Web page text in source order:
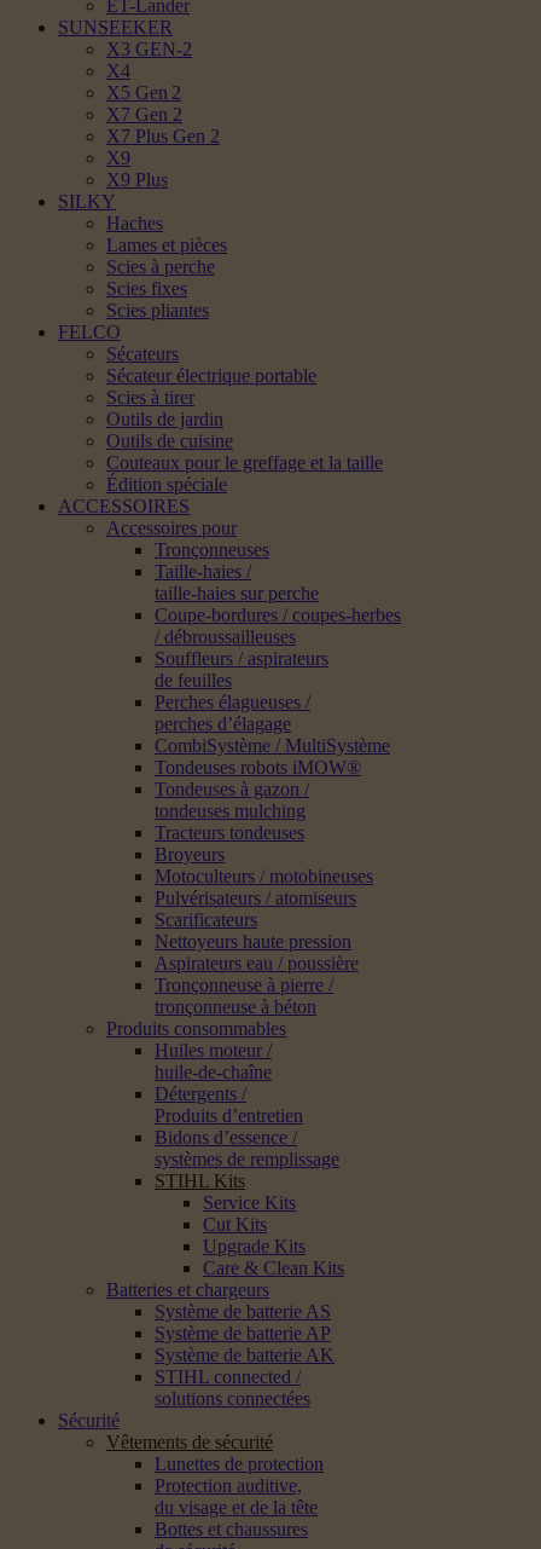
ET-Lander
SUNSEEKER
X3 GEN-2
X4
X5 Gen 2
X7 Gen 2
X7 Plus Gen 2
X9
X9 Plus
SILKY
Haches
Lames et pièces
Scies à perche
Scies fixes
Scies pliantes
FELCO
Sécateurs
Sécateur électrique portable
Scies à tirer
Outils de jardin
Outils de cuisine
Couteaux pour le greffage et la taille
Édition spéciale
ACCESSOIRES
Accessoires pour
Tronçonneuses
Taille-haies /
taille-haies sur perche
Coupe-bordures / coupes-herbes
/ débroussailleuses
Souffleurs / aspirateurs
de feuilles
Perches élagueuses /
perches d’élagage
CombiSystème / MultiSystème
Tondeuses robots iMOW®
Tondeuses à gazon /
tondeuses mulching
Tracteurs tondeuses
Broyeurs
Motoculteurs / motobineuses
Pulvérisateurs / atomiseurs
Scarificateurs
Nettoyeurs haute pression
Aspirateurs eau / poussière
Tronçonneuse à pierre /
tronçonneuse à béton
Produits consommables
Huiles moteur /
huile-de-chaîne
Détergents /
Produits d’entretien
Bidons d’essence /
systèmes de remplissage
STIHL Kits
Service Kits
Cut Kits
Upgrade Kits
Care & Clean Kits
Batteries et chargeurs
Système de batterie AS
Système de batterie AP
Système de batterie AK
STIHL connected /
solutions connectées
Sécurité
Vêtements de sécurité
Lunettes de protection
Protection auditive,
du visage et de la tête
Bottes et chaussures